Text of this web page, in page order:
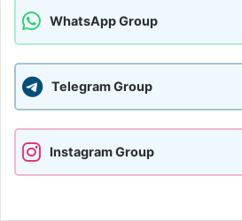
WhatsApp Group
Telegram Group
Instagram Group